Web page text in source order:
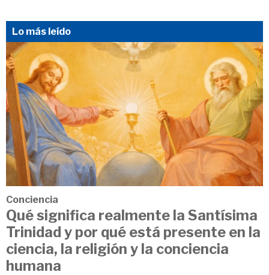
Lo más leído
Conciencia
Qué significa realmente la Santísima
Trinidad y por qué está presente en la
ciencia, la religión y la conciencia
humana